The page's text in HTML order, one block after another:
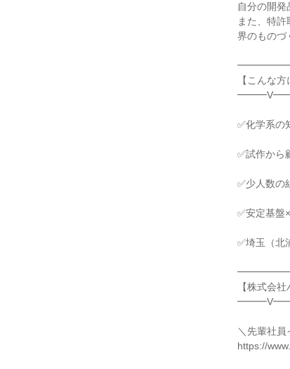
自分の開発
また、特
界のものづ
【こんな方
✅化学系の
✅試作から
✅少人数の
✅安定基盤
✅埼玉（北
【株式会
＼先輩社員
https://